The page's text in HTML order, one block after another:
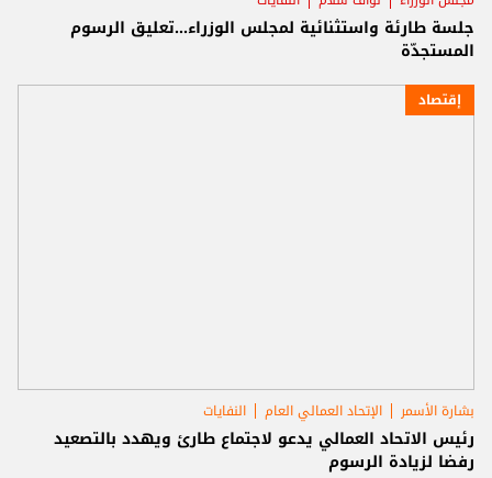
جلسة طارئة واستثنائية لمجلس الوزراء...تعليق الرسوم
المستجدّة
إقتصاد
بشارة الأسمر الإتحاد العمالي العام النفايات
رئيس الاتحاد العمالي يدعو لاجتماع طارئ ويهدد بالتصعيد
رفضا لزيادة الرسوم